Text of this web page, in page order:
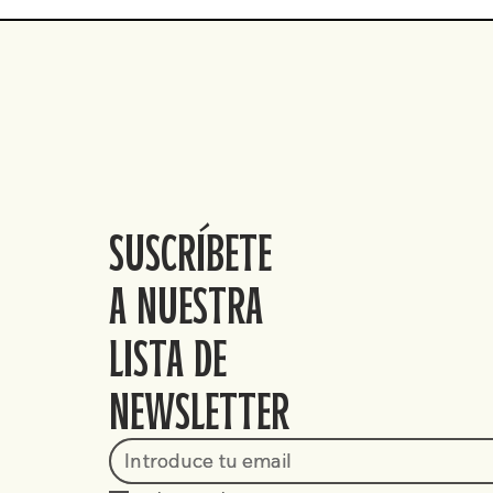
suscrito entre Ecuador y
defensa
SUSCRÍBETE
A NUESTRA
LISTA DE
NEWSLETTER